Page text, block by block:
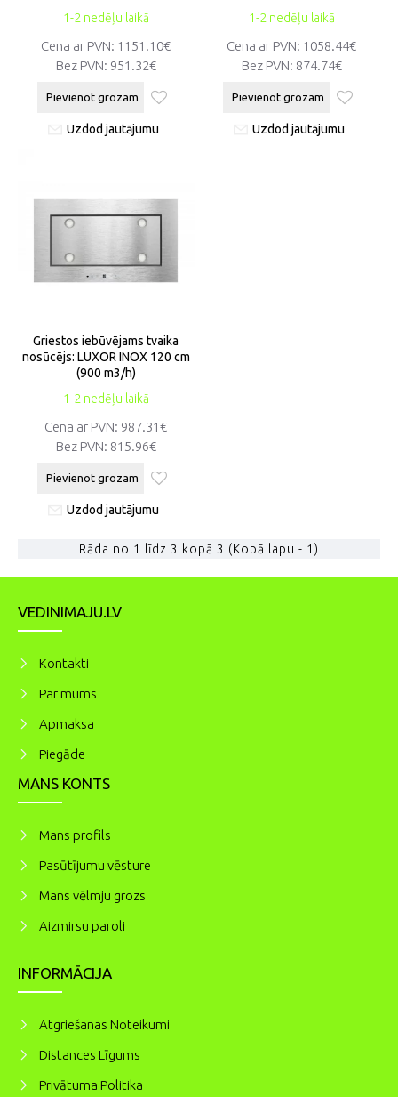
1-2 nedēļu laikā
Cena ar PVN: 1151.10€
Bez PVN: 951.32€
Pievienot grozam
Uzdod jautājumu
1-2 nedēļu laikā
Cena ar PVN: 1058.44€
Bez PVN: 874.74€
Pievienot grozam
Uzdod jautājumu
1-2 nedēļu laikā
Griestos iebūvējams tvaika
nosūcējs: LUXOR INOX 120 cm
(900 m3/h)
Cena ar PVN: 987.31€
Bez PVN: 815.96€
Pievienot grozam
Uzdod jautājumu
Rāda no 1 līdz 3 kopā 3 (Kopā lapu - 1)
VEDINIMAJU.LV
Kontakti
Par mums
Apmaksa
Piegāde
MANS KONTS
Mans profils
Pasūtījumu vēsture
Mans vēlmju grozs
Aizmirsu paroli
INFORMĀCIJA
Atgriešanas Noteikumi
Distances Līgums
Privātuma Politika